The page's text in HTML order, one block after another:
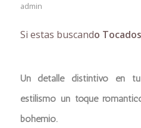
admin
Si estas buscando
Un detalle distintivo en
estilismo un toque
bohemio.